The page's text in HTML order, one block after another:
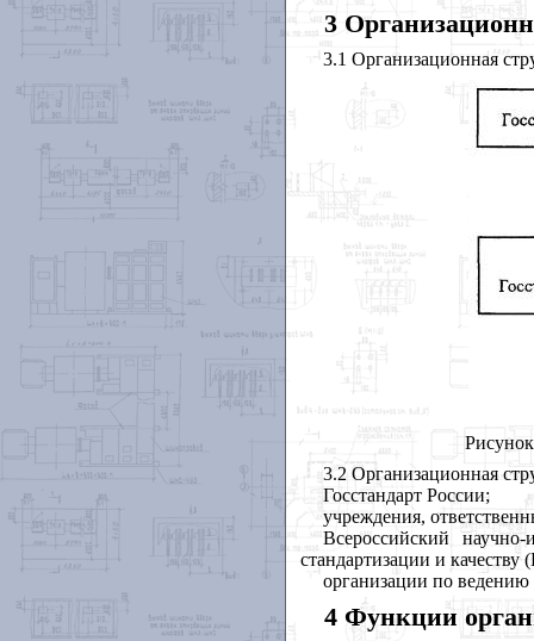
3
3.1 Организационная
3.2 Организационная
Госстандарт России;
учреждения,
Всероссийский
стандартизации и
организации по
4 Функции